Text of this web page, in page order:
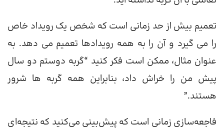
تعمیم بیش از حد زمانی است که شخص یک رویداد خاص
را می گیرد و آن را به همه رویدادها تعمیم می دهد. به
عنوان مثال، ممکن است فکر کنید “گربه دوستم دو سال
پیش من را خراش داد، بنابراین همه گربه ها شرور
هستند.”
فاجعه‌سازی زمانی است که پیش‌بینی می‌کنید که نتیجه‌ای